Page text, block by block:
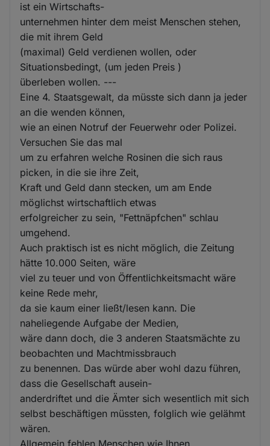
ist ein Wirtschafts-
unternehmen hinter dem meist Menschen stehen,
die mit ihrem Geld
(maximal) Geld verdienen wollen, oder
Situationsbedingt, (um jeden Preis )
überleben wollen. ---
Eine 4. Staatsgewalt, da müsste sich dann ja jeder
an die wenden können,
wie an einen Notruf der Feuerwehr oder Polizei.
Versuchen Sie das mal
um zu erfahren welche Rosinen die sich raus
picken, in die sie ihre Zeit,
Kraft und Geld dann stecken, um am Ende
möglichst wirtschaftlich etwas
erfolgreicher zu sein, "Fettnäpfchen" schlau
umgehend.
Auch praktisch ist es nicht möglich, die Zeitung
hätte 10.000 Seiten, wäre
viel zu teuer und von Öffentlichkeitsmacht wäre
keine Rede mehr,
da sie kaum einer ließt/lesen kann. Die
naheliegende Aufgabe der Medien,
wäre dann doch, die 3 anderen Staatsmächte zu
beobachten und Machtmissbrauch
zu benennen. Das würde aber wohl dazu führen,
dass die Gesellschaft ausein-
anderdriftet und die Ämter sich wesentlich mit sich
selbst beschäftigen müssten, folglich wie gelähmt
wären.